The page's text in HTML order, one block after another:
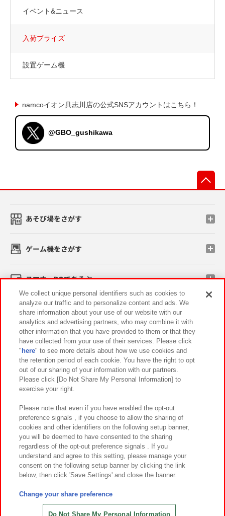
イベント&ニュース
入荷プライズ
設置ゲーム機
namcoイオン具志川店の公式SNSアカウントはこちら！
@GBO_gushikawa
あそび場をさがす
ゲーム機をさがす
スマホ・PCであそぶ
イベント・キャンペーン
関連会社 サステナビリティ サイトポリシー
プライバシーポリシー ウェブアクセシビリティ方針と検証結果
お取引先さまとともに
カスタマーハラスメント対応方針 よくあるご質問・お問い合わせ
©Bandai Namco Amusement Inc.
©Bandai Namco Amusement Lab Inc.
©HANAYASHIKI Co., Ltd. All Rights Reserved.
We collect unique personal identifiers such as cookies to
analyze our traffic and to personalize content and ads. We
share information about your use of our website with our
analytics and advertising partners, who may combine it with
other information that you have provided to them or that they
have collected from your use of their services. Please click
" here" to see more details about how we use cookies and
the retention period of each cookie. You have the right to opt
out of our sharing of your information with our partners.
Please click [Do Not Share My Personal Information] to
exercise your right.
Please note that even if you have enabled the opt-out
preference signals , if you choose to allow the sharing of
cookies and other identifiers on the following setup banner,
you will be deemed to have consented to the sharing
regardless of the opt-out preference signals . If you
understand and agree to this setting, please manage your
consent on the following setup banner by clicking the link
below, then click 'Save Settings' and close the banner.
Change your share preference
Do Not Share My Personal Information